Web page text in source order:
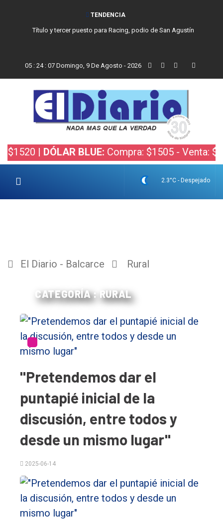
TENDENCIA
San Cayetano, el trabajo y una nueva etapa para la comunidad católica
05 : 24: 08 Domingo, 9 De Agosto - 2026
|DÓLAR BLUE: Compra: $1505 - Venta: $1525 |
2.3°C - Despejado
El Diario - Balcarce Rural
CATEGORÍA : RURAL
"Pretendemos dar el
puntapié inicial de la
discusión, entre todos y
desde un mismo lugar"
2025-06-14